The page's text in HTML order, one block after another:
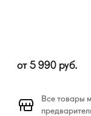
от 5 990 руб.
Все товары